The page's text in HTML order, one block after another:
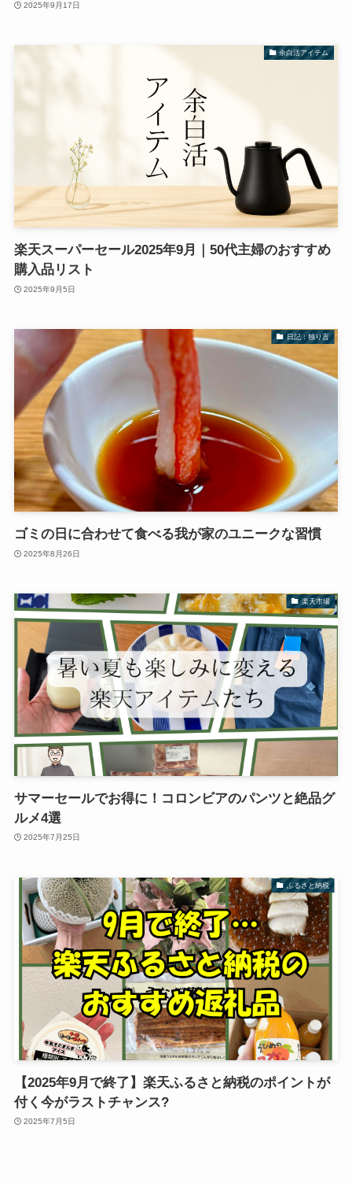
2025年9月17日
余白活アイテム
楽天スーパーセール2025年9月｜50代主婦のおすすめ
購入品リスト
2025年9月5日
日記：独り言
ゴミの日に合わせて食べる我が家のユニークな習慣
2025年8月26日
楽天市場
サマーセールでお得に！コロンビアのパンツと絶品グ
ルメ4選
2025年7月25日
ふるさと納税
【2025年9月で終了】楽天ふるさと納税のポイントが
付く今がラストチャンス?
2025年7月5日